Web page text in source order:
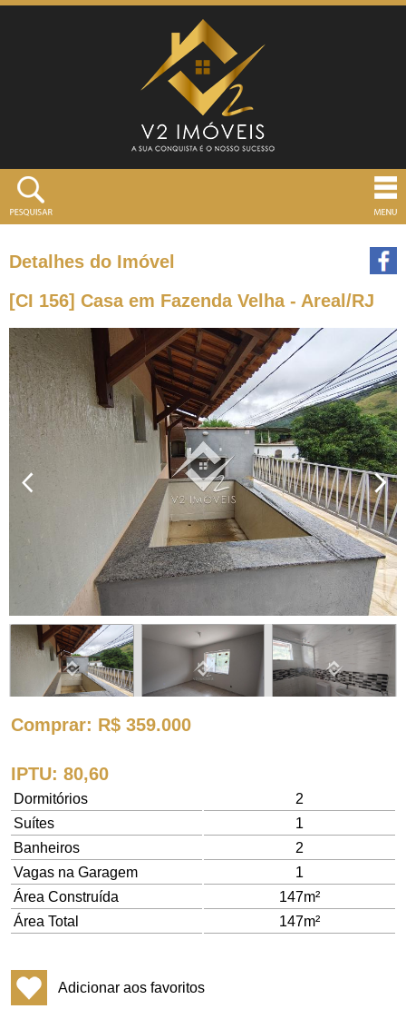
Detalhes do Imóvel
[CI 156] Casa em Fazenda Velha - Areal/RJ
Comprar: R$ 359.000
IPTU: 80,60
Dormitórios
2
Suítes
1
Banheiros
2
Vagas na Garagem
1
Área Construída
147m²
Área Total
147m²
Adicionar aos favoritos